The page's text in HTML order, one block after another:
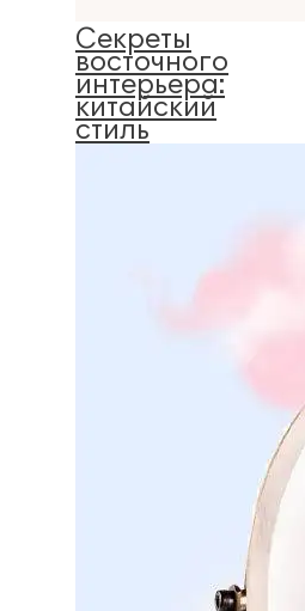
Секреты
восточного
интерьера:
китайский
стиль